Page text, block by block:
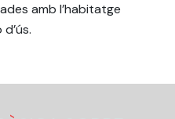
amb l’habitatge